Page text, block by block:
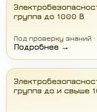
группа до 1000 В
Под проверку знаний
Подробнее →
группа до и свыше